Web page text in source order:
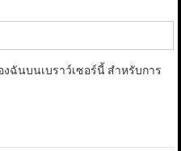
ฉันบนเบราว์เซอร์นี้ สำหรับการ